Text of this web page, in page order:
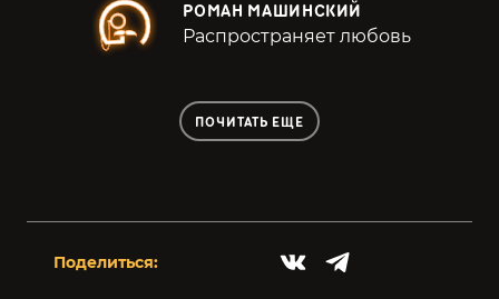
РОМАН МАШИНСКИЙ
Распространяет любовь
ПОЧИТАТЬ ЕЩЕ
Поделиться: